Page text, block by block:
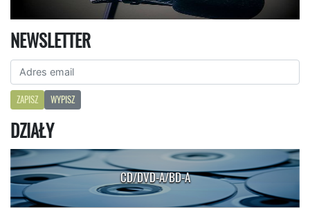
NEWSLETTER
ZAPISZ WYPISZ
DZIAŁY
CD/DVD-A/BD-A